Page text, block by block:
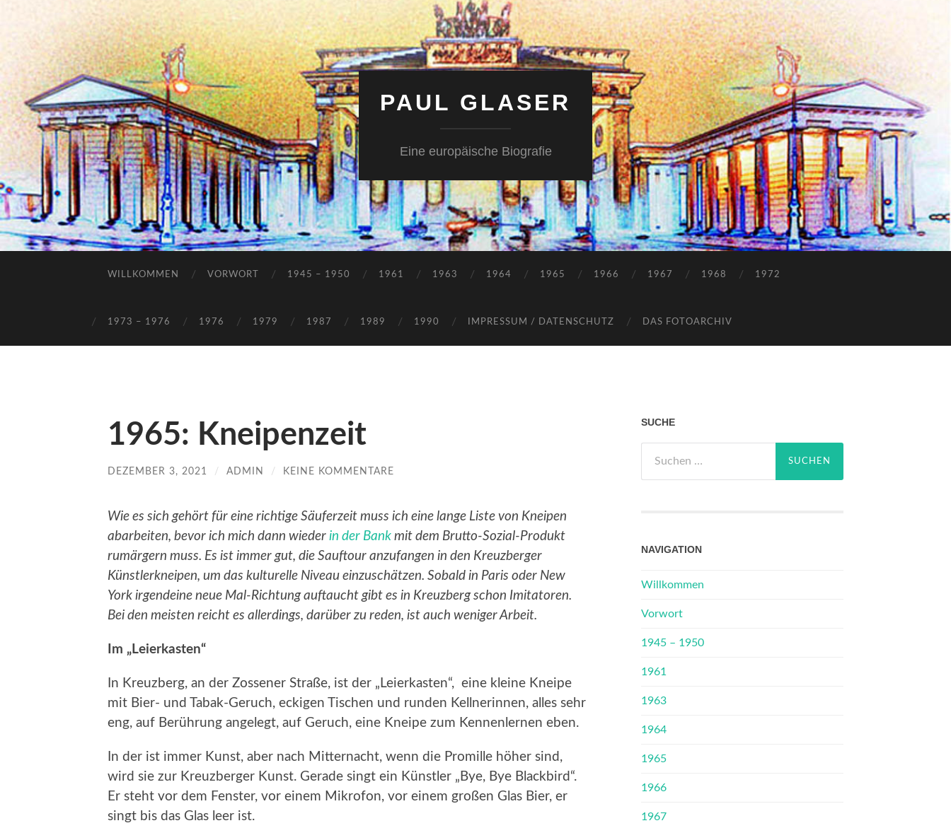
PAUL GLASER
Eine europäische Biografie
WILLKOMMEN VORWORT 1945 – 1950 1961 1963 1964 1965 1966 1967 1968 1972
1973 – 1976 1976 1979 1987 1989 1990 IMPRESSUM / DATENSCHUTZ DAS FOTOARCHIV
1965: Kneipenzeit
DEZEMBER 3, 2021 / ADMIN / KEINE KOMMENTARE
Wie es sich gehört für eine richtige Säuferzeit muss ich eine lange Liste von Kneipen
abarbeiten, bevor ich mich dann wieder in der Bank mit dem Brutto-Sozial-Produkt
rumärgern muss. Es ist immer gut, die Sauftour anzufangen in den Kreuzberger
Künstlerkneipen, um das kulturelle Niveau einzuschätzen. Sobald in Paris oder New
York irgendeine neue Mal-Richtung auftaucht gibt es in Kreuzberg schon Imitatoren.
Bei den meisten reicht es allerdings, darüber zu reden, ist auch weniger Arbeit.
Im „Leierkasten“
In Kreuzberg, an der Zossener Straße, ist der „Leierkasten“, eine kleine Kneipe
mit Bier- und Tabak-Geruch, eckigen Tischen und runden Kellnerinnen, alles sehr
eng, auf Berührung angelegt, auf Geruch, eine Kneipe zum Kennenlernen eben.
In der ist immer Kunst, aber nach Mitternacht, wenn die Promille höher sind,
wird sie zur Kreuzberger Kunst. Gerade singt ein Künstler „Bye, Bye Blackbird“.
Er steht vor dem Fenster, vor einem Mikrofon, vor einem großen Glas Bier, er
singt bis das Glas leer ist.
SUCHE
nach:
NAVIGATION
Willkommen
Vorwort
1945 – 1950
1961
1963
1964
1965
1966
1967